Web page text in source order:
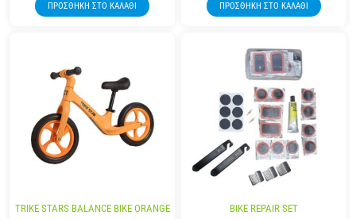
ΠΡΟΣΘΉΚΗ ΣΤΟ ΚΑΛΆΘΙ ΠΡΟΣΘΉΚΗ ΣΤΟ ΚΑΛΆΘΙ
TRIKE STARS BALANCE BIKE ORANGE BIKE REPAIR SET